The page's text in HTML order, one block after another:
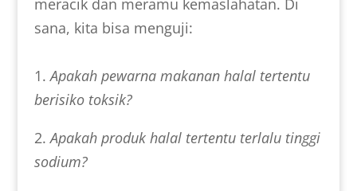
sana, kita bisa menguji:
1.Apakah pewarna makanan halal tertentu
berisiko toksik?
2.Apakah produk halal tertentu terlalu tinggi
sodium?